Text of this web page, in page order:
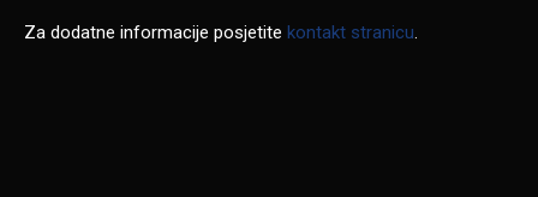
Za dodatne informacije posjetite kontakt stranicu.